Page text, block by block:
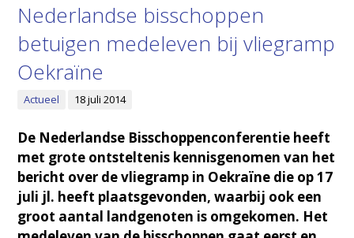
Nederlandse bisschoppen
betuigen medeleven bij vliegramp
Oekraïne
Actueel 18 juli 2014
De Nederlandse Bisschoppenconferentie heeft
met grote ontsteltenis kennisgenomen van het
bericht over de vliegramp in Oekraïne die op 17
juli jl. heeft plaatsgevonden, waarbij ook een
groot aantal landgenoten is omgekomen. Het